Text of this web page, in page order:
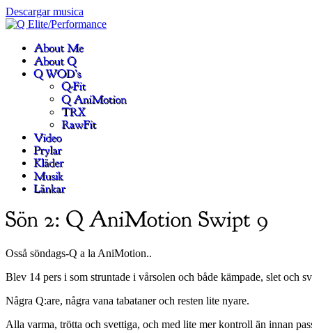
Descargar musica
Osså söndags-Q a la AniMotion..
Blev 14 pers i som struntade i vårsolen och både kämpade, slet och
Några Q:are, några vana tabataner och resten lite nyare.
Alla varma, trötta och svettiga, och med lite mer kontroll än innan